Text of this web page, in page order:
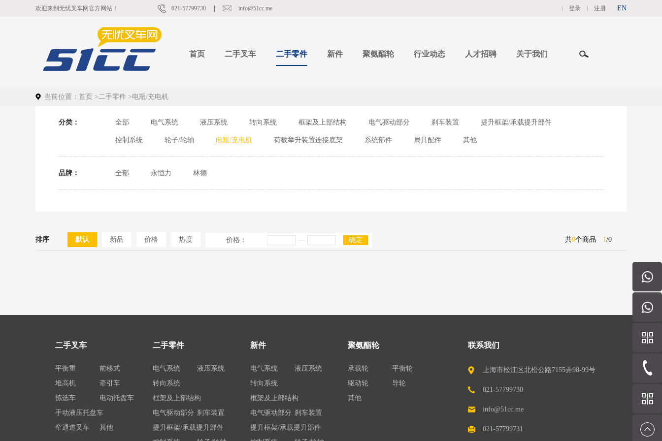
欢迎来到无忧叉车网官方网站！ 021-57799730 info@51cc.me 登录 注册 EN
首页 二手叉车 二手零件 新件 聚氨酯轮 行业动态 人才招聘 关于我们
当前位置： 首页 >二手零件 >电瓶/充电机
分类： 全部 电气系统 液压系统 转向系统 框架及上部结构 电气驱动部分 刹车装置 提升框架/承载提升部件
控制系统 轮子/轮轴 电瓶/充电机 荷载举升装置连接底架 系统部件 属具配件 其他
品牌： 全部 永恒力 林德
排序 默认 新品 价格 热度 价格： 确定 共0个商品 1/0
二手叉车
平衡重
前移式
堆高机
牵引车
拣选车
电动托盘车
手动液压托盘车
窄通道叉车
其他
二手零件
电气系统
液压系统
转向系统
框架及上部结构
电气驱动部分 刹车装置
提升框架/承载提升部件
新件
电气系统
液压系统
转向系统
框架及上部结构
电气驱动部分 刹车装置
提升框架/承载提升部件
聚氨酯轮
承载轮
平衡轮
驱动轮
导轮
其他
联系我们
上海市松江区北松公路7155弄98-99号
（201611）
021-57799730
info@51cc.me
021-57799731